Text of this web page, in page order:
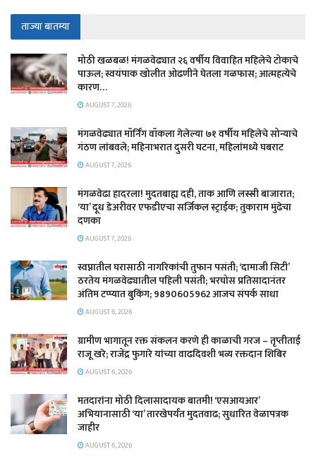
ताज्या बातम्या
मोठी खळबळ! मंगळवेढ्यात २६ वर्षीय विवाहित महिलेचे टोकाचे
पाऊल; स्वयंपाक खोलीत ओढणीने घेतला गळफास; आत्महत्येचे
कारण…
AUGUST 7, 2026
मंगळवेढ्यात मॉर्निंग वॉकला गेलेल्या ७१ वर्षीय महिलेचे सोन्याचे
गंठण लांबवले; महिनाभरात दुसरी घटना, महिलांमध्ये घबराट
AUGUST 7, 2026
​मंगळवेढा हादरला! मुदतबाह्य दही, ताक आणि लस्सी बाजारात;
‘या’ दूध डेअरीवर एफडीएचा सर्जिकल स्ट्राईक; ​तुकाराम मुंढेचा
दणका
AUGUST 7, 2026
स्वप्नातील घरासाठी नागरिकांची तुफान पसंती; ‘दामाजी सिटी’
ठरतेय मंगळवेढ्यातील पहिली पसंती; भरघोस प्रतिसादानंतर
अंतिम टप्प्यात बुकिंग; 9890605962 आजच संपर्क साधा
AUGUST 6, 2026
ग्रामीण भागातून रक्त संकलन करणे ही काळाची गरज – तृप्तीताई
राजू खरे; राजेंद्र फुगारे यांच्या वाढदिवशी भव्य रक्तदान शिबिर
AUGUST 6, 2026
मतदारांना मोठी दिलासादायक बातमी! ‘एसआयआर’
अभियानासाठी ‘या’ तारखेपर्यंत मुदतवाढ; सुधारित वेळापत्रक
जाहीर
AUGUST 6, 2026